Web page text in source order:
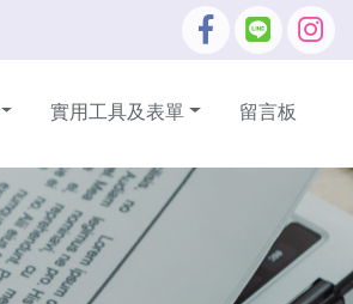
實用工具及表單 留言板